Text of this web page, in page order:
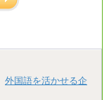
外国語を活かせる企